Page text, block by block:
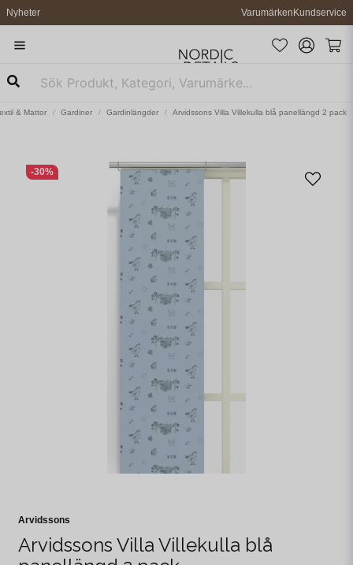
Nyheter VarumärkenKundservice
& Mattor Gardiner Gardinlängder Arvidssons Villa Villekulla blå panellängd 2 pack
-30%
Arvidssons
Arvidssons Villa Villekulla blå